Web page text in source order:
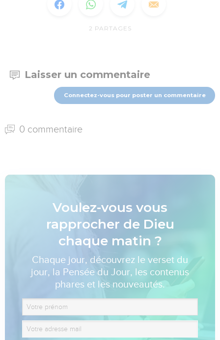
2 PARTAGES
Laisser un commentaire
Connectez-vous pour poster un commentaire
0 commentaire
Voulez-vous vous
rapprocher de Dieu
chaque matin ?
Chaque jour, découvrez le verset du
jour, la Pensée du Jour, les contenus
phares et les nouveautés.